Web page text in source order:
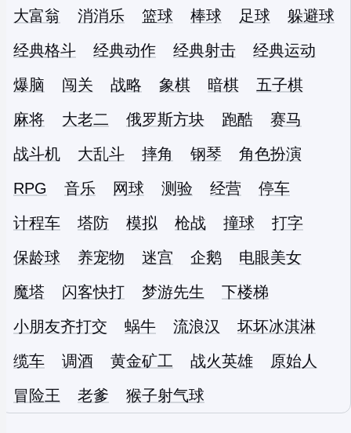
大富翁
消消乐 篮球 棒球 足球
躲避球
经典格斗
经典动作 经典射击
经典运动
爆脑
闯关 战略 象棋 暗棋
五子棋
麻将
大老二 俄罗斯方块 跑酷
赛马
战斗机
大乱斗 摔角 钢琴
角色扮演
RPG
音乐 网球 测验 经营
停车
计程车
塔防 模拟 枪战 撞球
打字
保龄球
养宠物 迷宫 企鹅
电眼美女
魔塔
闪客快打 梦游先生
下楼梯
小朋友齐打交
蜗牛 流浪汉
坏坏冰淇淋
缆车
调酒 黄金矿工 战火英雄
原始人
冒险王
老爹 猴子射气球